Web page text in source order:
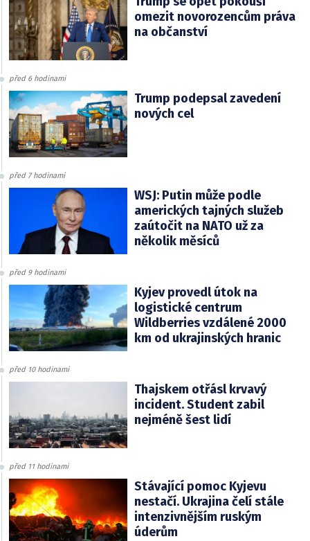
omezit novorozencům práva
na občanství
před 6 hodinami
Trump podepsal zavedení
nových cel
před 7 hodinami
WSJ: Putin může podle
amerických tajných služeb
zaútočit na NATO už za
několik měsíců
před 9 hodinami
Kyjev provedl útok na
logistické centrum
Wildberries vzdálené 2000
km od ukrajinských hranic
před 10 hodinami
Thajskem otřásl krvavý
incident. Student zabil
nejméně šest lidí
před 11 hodinami
Stávající pomoc Kyjevu
nestačí. Ukrajina čelí stále
intenzivnějším ruským
úderům